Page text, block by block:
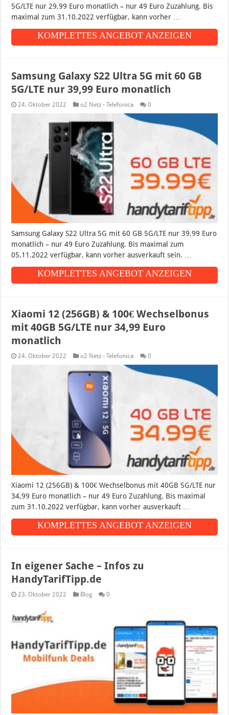
5G/LTE nur 29,99 Euro monatlich – nur 49 Euro Zuzahlung. Bis
maximal zum 31.10.2022 verfügbar, kann vorher …
KOMPLETTES ANGEBOT ANZEIGEN
Samsung Galaxy S22 Ultra 5G mit 60 GB
5G/LTE nur 39,99 Euro monatlich
24. Oktober 2022 o2 Netz - Telefonica 0
Samsung Galaxy S22 Ultra 5G mit 60 GB 5G/LTE nur 39,99 Euro
monatlich – nur 49 Euro Zuzahlung. Bis maximal zum
05.11.2022 verfügbar, kann vorher ausverkauft sein. …
KOMPLETTES ANGEBOT ANZEIGEN
Xiaomi 12 (256GB) & 100€ Wechselbonus
mit 40GB 5G/LTE nur 34,99 Euro
monatlich
24. Oktober 2022 o2 Netz - Telefonica 0
Xiaomi 12 (256GB) & 100€ Wechselbonus mit 40GB 5G/LTE nur
34,99 Euro monatlich – nur 49 Euro Zuzahlung. Bis maximal
zum 31.10.2022 verfügbar, kann vorher ausverkauft …
KOMPLETTES ANGEBOT ANZEIGEN
In eigener Sache – Infos zu
HandyTarifTipp.de
23. Oktober 2022 Blog 0